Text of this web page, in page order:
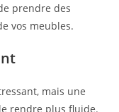
prendre des
vos meubles.
mais une
rendre plus fluide.